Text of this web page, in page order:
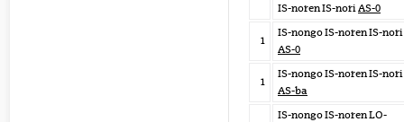
IS-noren IS-noriAS-0
1
IS-nongo IS-noren IS-nori
AS-0
1
IS-nongo IS-noren IS-nori
AS-ba
IS-nongo IS-noren LO-